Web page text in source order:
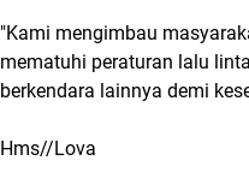
"Kami mengimbau
mematuhi peraturan lalu
berkendara lainnya demi
Hms//Lova